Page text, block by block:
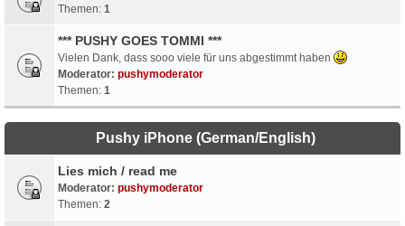
Themen: 1
*** PUSHY GOES TOMMI ***
Vielen Dank, dass sooo viele für uns abgestimmt haben
Moderator: pushymoderator
Themen: 1
Pushy iPhone (German/English)
Lies mich / read me
Moderator: pushymoderator
Themen: 2